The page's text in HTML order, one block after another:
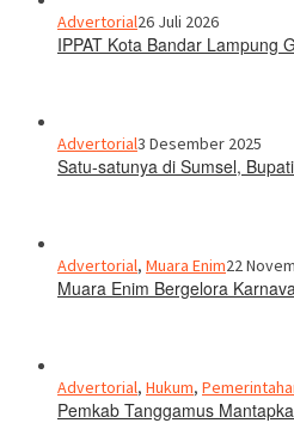
Advertorial26 Juli 2026
IPPAT Kota Bandar Lampung
Advertorial3 Desember 2025
Satu-satunya di Sumsel,
Advertorial, Muara Enim22
Muara Enim Bergelora
Advertorial, Hukum,
Pemkab Tanggamus